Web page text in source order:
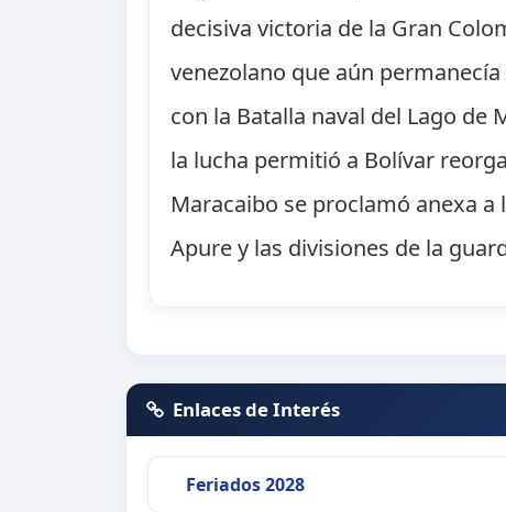
decisiva victoria de la Gran
venezolano que aún
con la Batalla naval del Lago de
la lucha permitió a Bolívar
Maracaibo se proclamó anexa
Apure y las divisiones de la
Enlaces de Interés
Feriados 2028